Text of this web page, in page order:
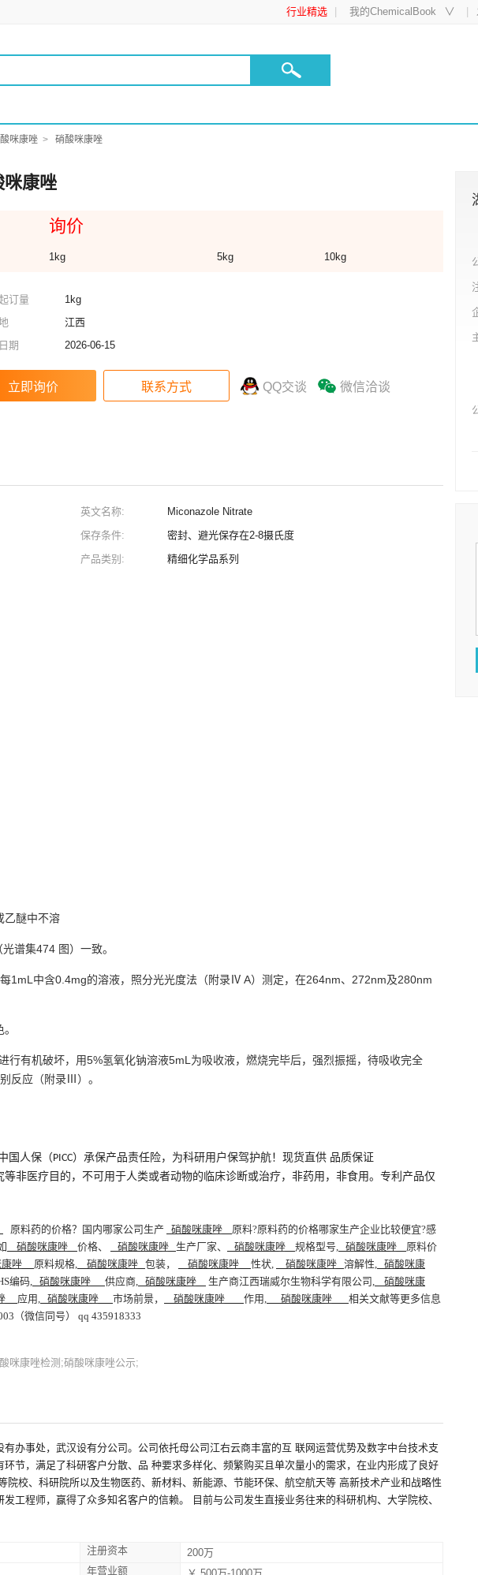
行业精选 我的ChemicalBook ∨
咪康唑 硝酸咪康唑
咪康唑
询价
1kg 5kg 10kg
订量
1kg
江西
期
2026-06-15
QQ交谈 微信洽谈
英文名称:
Miconazole Nitrate
保存条件:
密封、避光保存在2-8摄氏度
产品类别:
精细化学品系列
乙醚中不溶
谱集474 图）一致。
1mL中含0.4mg的溶液，照分光光度法（附录Ⅳ A）测定，在264nm、272nm及280nm
行有机破坏，用5%氢氧化钠溶液5mL为吸收液，燃烧完毕后，强烈振摇，待吸收完全
反应（附录Ⅲ）。
国人保（PICC）承保产品责任险，为科研用户保驾护航！ 现货直供 品质保证
非医疗目的，不可用于人类或者动物的临床诊断或治疗，非药用，非食用。专利产品仅
原料药的价格？国内哪家公司生产 硝酸咪康唑 原料?原料药的价格哪家生产企业比较便宜?感
硝酸咪康唑 价格、 硝酸咪康唑 生产厂家、 硝酸咪康唑 规格型号, 硝酸咪康唑 原料价
康唑 原料规格, 硝酸咪康唑 包装， 硝酸咪康唑 性状, 硝酸咪康唑 溶解性, 硝酸咪康
编码, 硝酸咪康唑 供应商, 硝酸咪康唑 生产商江西瑞威尔生物科学有限公司, 硝酸咪康
应用, 硝酸咪康唑 市场前景， 硝酸咪康唑 作用, 硝酸咪康唑 相关文献等更多信息
（微信同号） qq 435918333
咪康唑检测;硝酸咪康唑公示;
办事处，武汉设有分公司。公司依托母公司江右云商丰富的互 联网运营优势及数字中台技术支
节，满足了科研客户分散、品 种要求多样化、频繁购买且单次量小的需求，在业内形成了良好
校、科研院所以及生物医药、新材料、新能源、节能环保、航空航天等 高新技术产业和战略性
工程师，赢得了众多知名客户的信赖。 目前与公司发生直接业务往来的科研机构、大学院校、
注册资本
200万
年营业额